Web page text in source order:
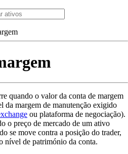
quando o valor da conta de margem
da margem de manutenção exigido
ou plataforma de negociação).
o preço de mercado de um ativo
se move contra a posição do trader,
nível de património da conta.